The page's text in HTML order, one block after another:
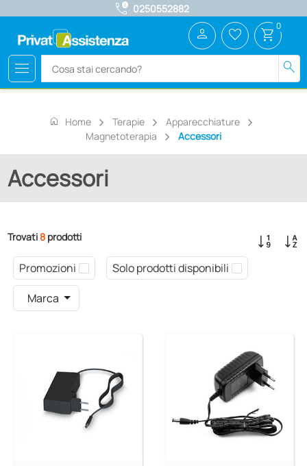
call_quality 0250552882
menu search
person favorite_border shopping_cart 0
home Home Terapie
Apparecchiature
Magnetoterapia
Accessori
Accessori
Trovati8 prodotti
Promozioni
Solo prodotti disponibili
Marca